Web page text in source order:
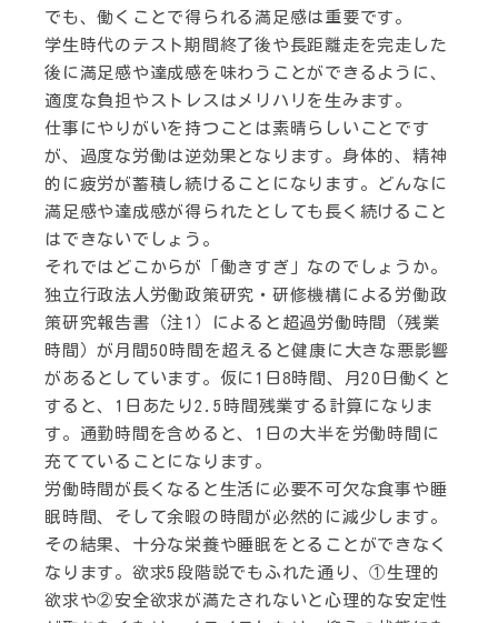
でも、働くことで得られる満足感は重要です。
学生時代のテスト期間終了後や長距離走を完走した
後に満足感や達成感を味わうことができるように、
適度な負担やストレスはメリハリを生みます。
仕事にやりがいを持つことは素晴らしいことです
が、過度な労働は逆効果となります。身体的、精神
的に疲労が蓄積し続けることになります。どんなに
満足感や達成感が得られたとしても長く続けること
はできないでしょう。
それではどこからが「働きすぎ」なのでしょうか。
独立行政法人労働政策研究・研修機構による労働政
策研究報告書（注1）によると超過労働時間（残業
時間）が月間50時間を超えると健康に大きな悪影響
があるとしています。仮に1日8時間、月20日働くと
すると、1日あたり2.5時間残業する計算になりま
す。通勤時間を含めると、1日の大半を労働時間に
充てていることになります。
労働時間が長くなると生活に必要不可欠な食事や睡
眠時間、そして余暇の時間が必然的に減少します。
その結果、十分な栄養や睡眠をとることができなく
なります。欲求5段階説でもふれた通り、①生理的
欲求や②安全欲求が満たされないと心理的な安定性